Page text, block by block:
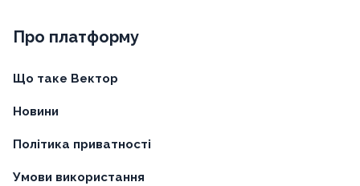
Про платформу
Що таке Вектор
Новини
Політика приватності
Умови використання